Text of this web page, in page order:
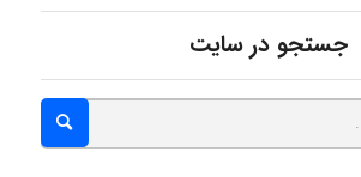
ZAK
جستجو در سایت